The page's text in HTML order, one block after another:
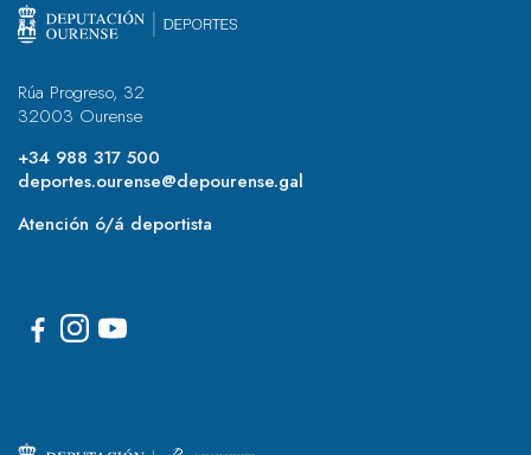
Rúa Progreso, 32
32003 Ourense
+34 988 317 500
deportes.ourense@depourense.gal
Atención ó/á deportista